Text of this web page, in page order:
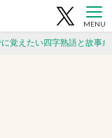
MENU
覚えたい四字熟語と故事